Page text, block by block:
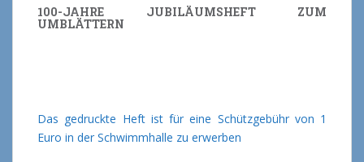
100-JAHRE JUBILÄUMSHEFT ZUM
UMBLÄTTERN
Das gedruckte Heft ist für eine Schützgebühr von 1
Euro in der Schwimmhalle zu erwerben